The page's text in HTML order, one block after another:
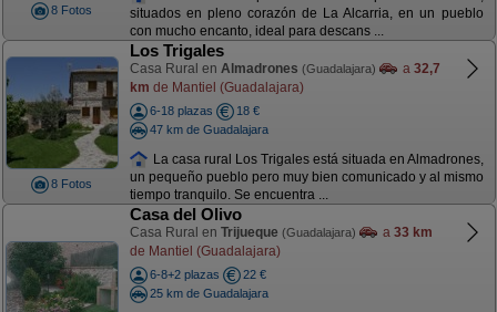
8 Fotos
situados en pleno corazón de La Alcarria, en un pueblo
con mucho encanto, ideal para descans ...
8 Fotos
Los Trigales
Casa Rural en Almadrones (Guadalajara) a 32,7
km de Mantiel (Guadalajara)
6-18 plazas
18 €
47 km de Guadalajara
La casa rural Los Trigales está situada en Almadrones,
un pequeño pueblo pero muy bien comunicado y al mismo
tiempo tranquilo. Se encuentra ...
Casa del Olivo
Casa Rural en Trijueque (Guadalajara) a 33 km
de Mantiel (Guadalajara)
6-8+2 plazas
22 €
25 km de Guadalajara